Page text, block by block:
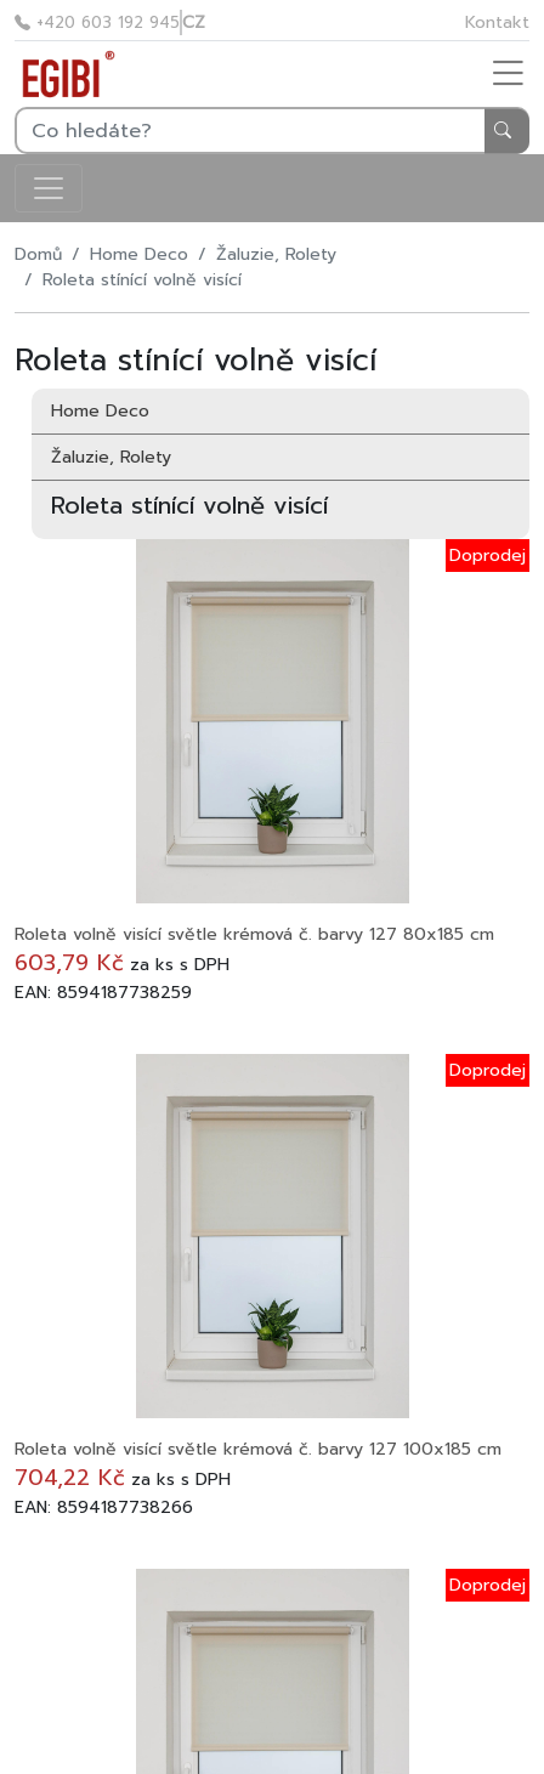
+420 603 192 945CZ Kontakt
Domů Home Deco
Žaluzie, Rolety
Roleta stínící volně visící
Roleta stínící volně visící
Home Deco
Žaluzie, Rolety
Roleta stínící volně visící
Doprodej
Roleta volně visící světle krémová č. barvy 127 80x185 cm
603,79 Kč za ks s DPH
EAN: 8594187738259
Doprodej
Roleta volně visící světle krémová č. barvy 127 100x185 cm
704,22 Kč za ks s DPH
EAN: 8594187738266
Doprodej